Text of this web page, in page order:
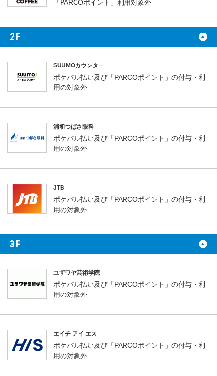
「PARCOポイント」利用対象外
2F
SUUMOカウンター
ポケパル払い及び「PARCOポイント」の付与・利
用の対象外
浦和つばさ眼科
ポケパル払い及び「PARCOポイント」の付与・利
用の対象外
JTB
ポケパル払い及び「PARCOポイント」の付与・利
用の対象外
3F
ユザワヤ芸術学院
ポケパル払い及び「PARCOポイント」の付与・利
用の対象外
エイチ アイ エス
ポケパル払い及び「PARCOポイント」の付与・利
用の対象外